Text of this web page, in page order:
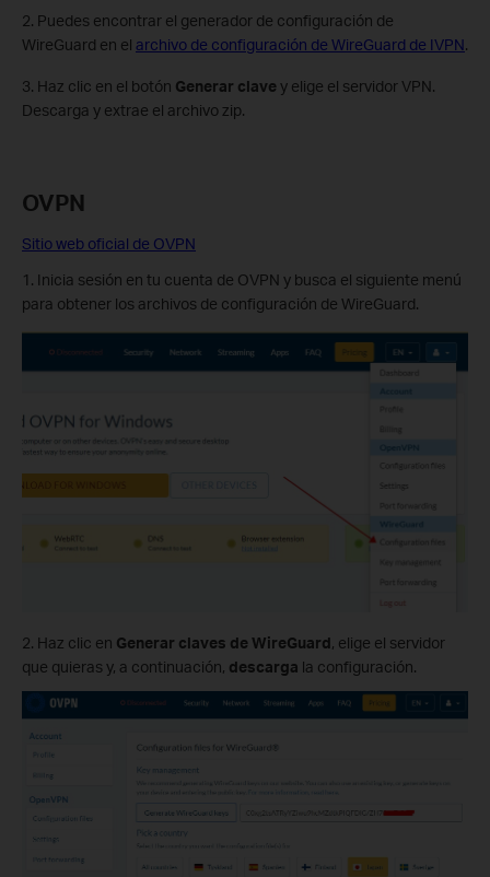
2. Puedes encontrar el generador de configuración de
WireGuard en el archivo de configuración de WireGuard de IVPN.
3. Haz clic en el botón Generar clave y elige el servidor VPN.
Descarga y extrae el archivo zip.
OVPN
Sitio web oficial de OVPN
1. Inicia sesión en tu cuenta de OVPN y busca el siguiente menú
para obtener los archivos de configuración de WireGuard.
2. Haz clic en Generar claves de WireGuard, elige el servidor
que quieras y, a continuación, descarga la configuración.